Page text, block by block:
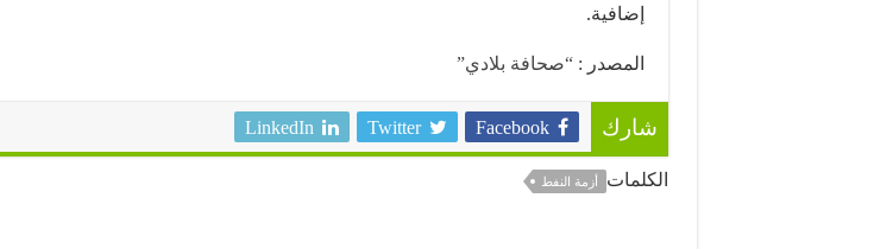
إضافية.
المصدر :“صحافة بلادي”
شارك Facebook
Twitter
LinkedIn
الكلمات أزمة النفط